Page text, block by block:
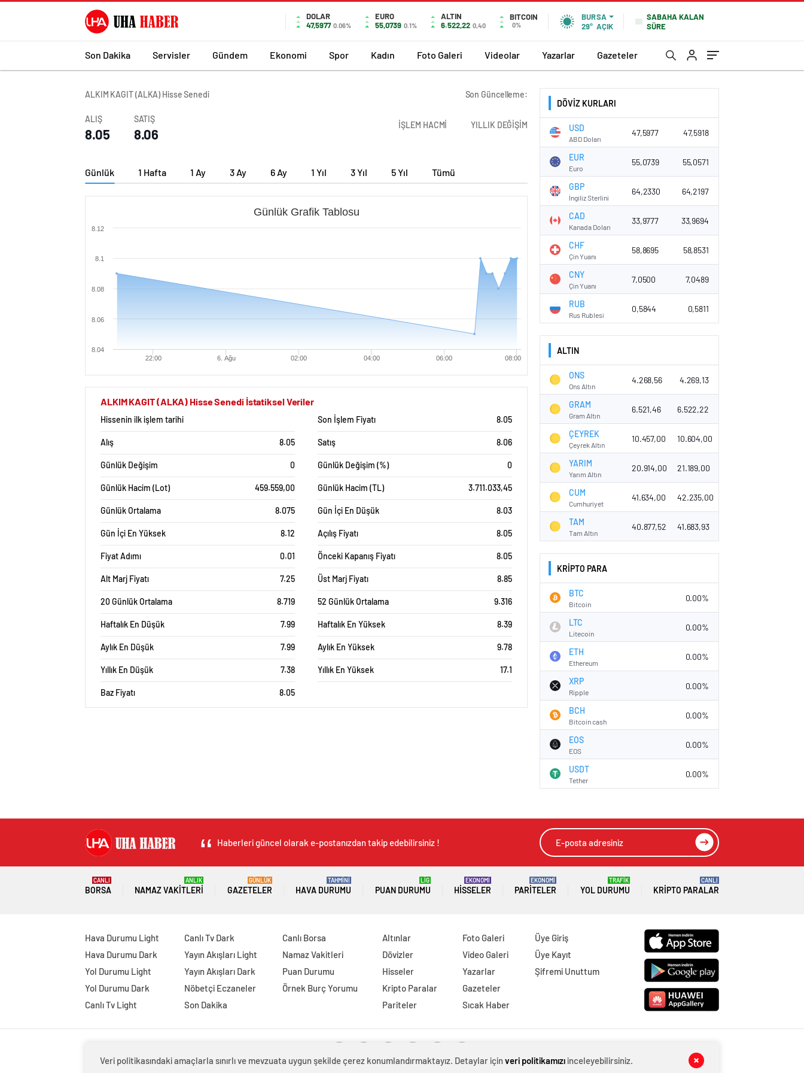
DOLAR
47,5977 0.06%
EURO
55,0739 0.1%
ALTIN
6.522,22 0,40
BITCOIN
0%
BURSA
29° AÇIK
SABAHA KALAN
SÜRE
Son Dakika Servisler Gündem Ekonomi Spor Kadın Foto Galeri Videolar Yazarlar Gazeteler
ALKIM KAGIT (ALKA) Hisse Senedi Son Güncelleme:
ALIŞ
8.05
SATIŞ
8.06
İŞLEM HACMİ YILLIK DEĞİŞİM
Günlük 1 Hafta 1 Ay 3 Ay 6 Ay 1 Yıl 3 Yıl 5 Yıl Tümü
Günlük Grafik Tablosu
22:00 6. Ağu 02:00 04:00 06:00 08:00
8.04
8.06
8.08
8.1
8.12
ALKIM KAGIT (ALKA) Hisse Senedi İstatiksel Veriler
Hissenin ilk işlem tarihi Son İşlem Fiyatı 8.05
Alış 8.05 Satış 8.06
Günlük Değişim 0 Günlük Değişim (%) 0
Günlük Hacim (Lot) 459.559,00 Günlük Hacim (TL) 3.711.033,45
Günlük Ortalama 8.075 Gün İçi En Düşük 8.03
Gün İçi En Yüksek 8.12 Açılış Fiyatı 8.05
Fiyat Adımı 0.01 Önceki Kapanış Fiyatı 8.05
Alt Marj Fiyatı 7.25 Üst Marj Fiyatı 8.85
20 Günlük Ortalama 8.719 52 Günlük Ortalama 9.316
Haftalık En Düşük 7.99 Haftalık En Yüksek 8.39
Aylık En Düşük 7.99 Aylık En Yüksek 9.78
Yıllık En Düşük 7.38 Yıllık En Yüksek 17.1
Baz Fiyatı 8.05
DÖVİZ KURLARI
USD
ABD Doları
47,5977 47,5918
EUR
Euro
55,0739 55,0571
GBP
İngiliz Sterlini
64,2330 64,2197
CAD
Kanada Doları
33,9777 33,9694
CHF
Çin Yuanı
58,8695 58,8531
CNY
Çin Yuanı
7,0500 7,0489
RUB
Rus Rublesi
0,5844 0,5811
ALTIN
ONS
Ons Altın
4.268,56 4.269,13
GRAM
Gram Altın
6.521,46 6.522,22
ÇEYREK
Çeyrek Altın
10.457,00 10.604,00
YARIM
Yarım Altın
20.914,00 21.189,00
CUM
Cumhuriyet
41.634,00 42.235,00
TAM
Tam Altın
40.877,52 41.683,93
KRİPTO PARA
BTC
Bitcoin
0.00%
LTC
Litecoin
0.00%
ETH
Ethereum
0.00%
XRP
Ripple
0.00%
BCH
Bitcoin cash
0.00%
EOS
EOS
0.00%
USDT
Tether
0.00%
Haberleri güncel olarak e-postanızdan takip edebilirsiniz !
BORSA
CANLI
NAMAZ VAKITLERI
ANLIK
GAZETELER
GÜNLÜK
HAVA DURUMU
TAHMİNİ
PUAN DURUMU
LİG
HISSELER
EKONOMİ
PARITELER
EKONOMİ
YOL DURUMU
TRAFİK
KRIPTO PARALAR
CANLI
Hava Durumu Light
Hava Durumu Dark
Yol Durumu Light
Yol Durumu Dark
Canlı Tv Light
Canlı Tv Dark
Yayın Akışları Light
Yayın Akışları Dark
Nöbetçi Eczaneler
Son Dakika
Canlı Borsa
Namaz Vakitleri
Puan Durumu
Örnek Burç Yorumu
Altınlar
Dövizler
Hisseler
Kripto Paralar
Pariteler
Foto Galeri
Video Galeri
Yazarlar
Gazeteler
Sıcak Haber
Üye Giriş
Üye Kayıt
Şifremi Unuttum
Veri politikasındaki amaçlarla sınırlı ve mevzuata uygun şekilde çerez konumlandırmaktayız. Detaylar için veri politikamızıinceleyebilirsiniz.